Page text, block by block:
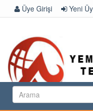
Üye Girişi Yeni